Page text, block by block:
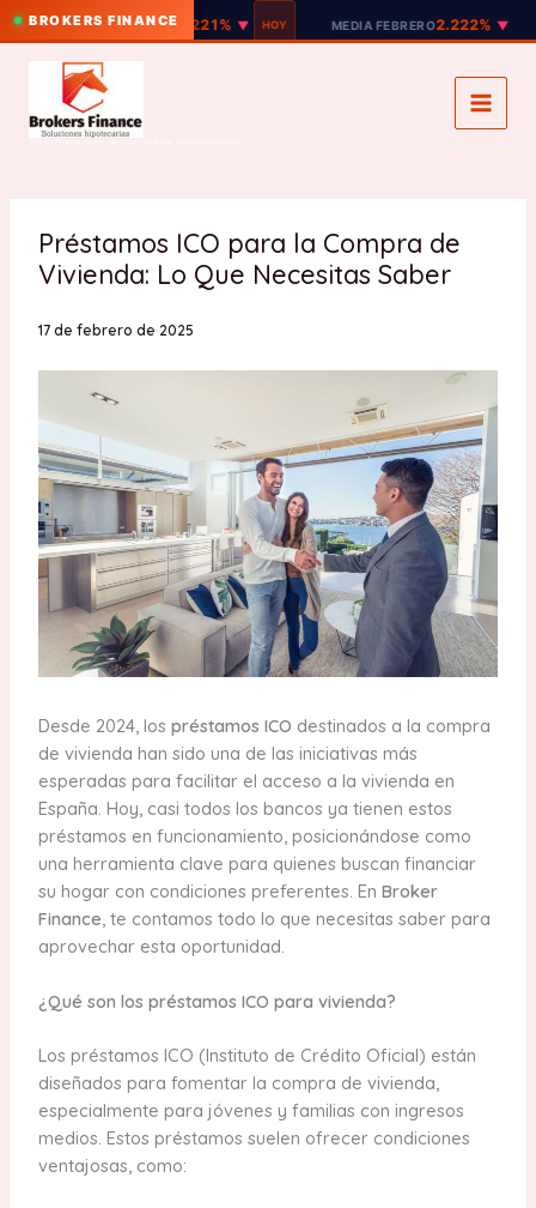
BROKERS FINANCE
EURIBOR 12M2.221% ▼ HOY MEDIA FEBRERO2.222% ▼
contenido
Brokers Finance | Broker hipotecario y Broker inmobiliario honesto
Préstamos ICO para la Compra de
Vivienda: Lo Que Necesitas Saber
17 de febrero de 2025
Desde 2024, los préstamos ICO destinados a la compra
de vivienda han sido una de las iniciativas más
esperadas para facilitar el acceso a la vivienda en
España. Hoy, casi todos los bancos ya tienen estos
préstamos en funcionamiento, posicionándose como
una herramienta clave para quienes buscan financiar
su hogar con condiciones preferentes. En Broker
Finance, te contamos todo lo que necesitas saber para
aprovechar esta oportunidad.
¿Qué son los préstamos ICO para vivienda?
Los préstamos ICO (Instituto de Crédito Oficial) están
diseñados para fomentar la compra de vivienda,
especialmente para jóvenes y familias con ingresos
medios. Estos préstamos suelen ofrecer condiciones
ventajosas, como: